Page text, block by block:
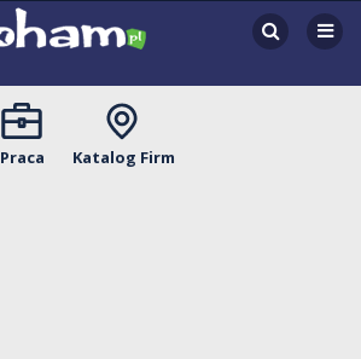
Praca Katalog Firm